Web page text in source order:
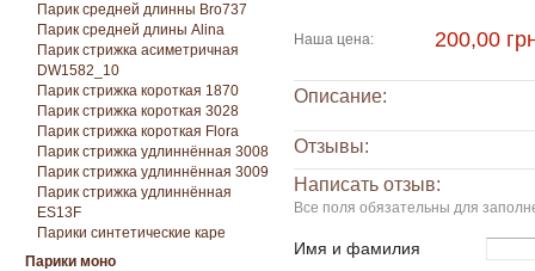
Парик средней длинны Bro737
Парик средней длины Alina
Парик стрижка асиметричная
DW1582_10
Парик стрижка короткая 1870
Парик стрижка короткая 3028
Парик стрижка короткая Florа
Парик стрижка удлиннённая 3008
Парик стрижка удлиннённая 3009
Парик стрижка удлиннённая
ES13F
Парики синтетические каре
Парики моно
Наша цена: 200,00
Описание:
Отзывы:
Написать отзыв:
Все поля обязательны для
Имя и фамилия